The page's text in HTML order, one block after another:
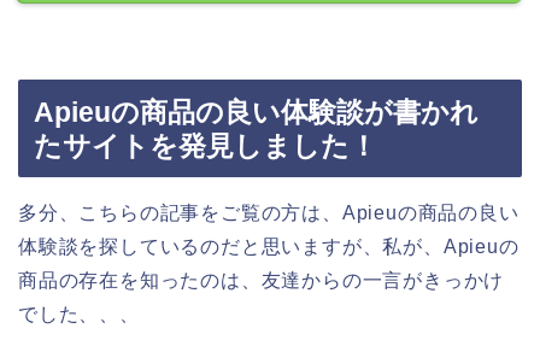
Apieuの商品の良い体験談が書かれ
たサイトを発見しました！
多分、こちらの記事をご覧の方は、Apieuの商品の良い
体験談を探しているのだと思いますが、私が、Apieuの
商品の存在を知ったのは、友達からの一言がきっかけ
でした、、、